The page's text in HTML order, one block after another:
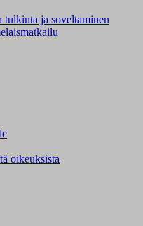
tulkinta ja soveltaminen
oikeuksista